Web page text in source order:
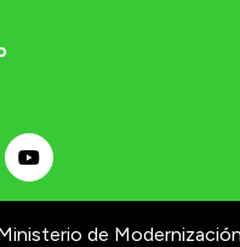
de Modernización.